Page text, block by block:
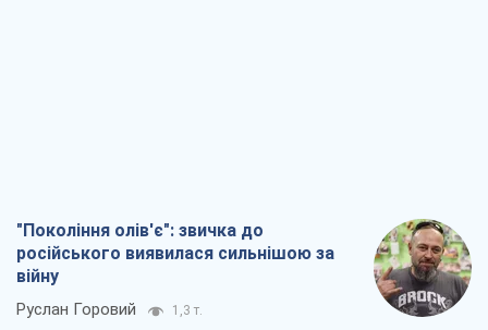
"Покоління олів'є": звичка до
російського виявилася сильнішою за
війну
Руслан Горовий 1,3 т.